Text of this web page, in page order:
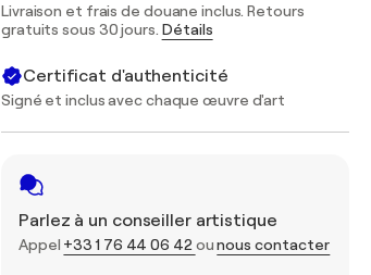
Livraison et frais de douane inclus. Retours
gratuits sous 30 jours. Détails
Certificat d'authenticité
Signé et inclus avec chaque œuvre d'art
Parlez à un conseiller artistique
Appel +33 1 76 44 06 42 ounous contacter